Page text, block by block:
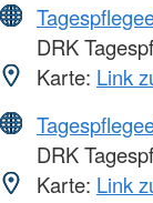
DRK
Karte: Link
DRK
Karte: Link